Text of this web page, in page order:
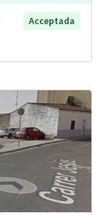
Acceptada